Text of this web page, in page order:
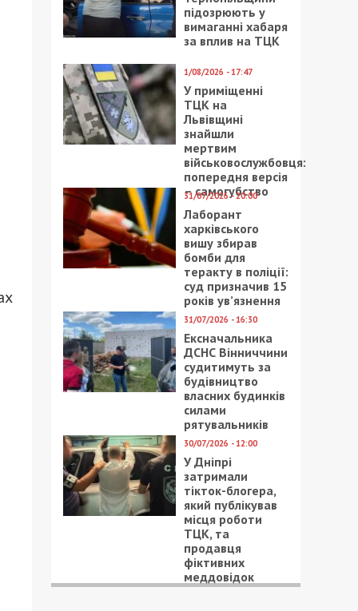
підозрюють у
вимаганні хабаря
за вплив на ТЦК
1/08/2026 - 17:47
У приміщенні
ТЦК на
Львівщині
знайшли
мертвим
військовослужбовця:
попередня версія
– самогубство
31/07/2026 - 20:00
Лаборант
харківського
вишу збирав
бомби для
теракту в поліції:
суд призначив 15
років ув’язнення
31/07/2026 - 16:30
Ексначальника
ДСНС Вінниччини
судитимуть за
будівництво
власних будинків
силами
рятувальників
30/07/2026 - 12:00
У Дніпрі
затримали
тікток-блогера,
який публікував
місця роботи
ТЦК, та
продавця
фіктивних
меддовідок